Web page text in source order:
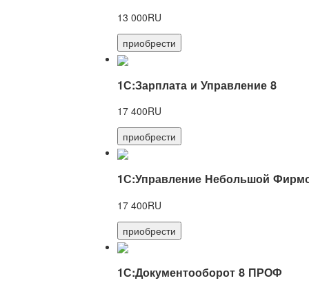
13 000RU
приобрести
1С:Зарплата и Управление 8
17 400RU
приобрести
1С:Управление Небольшой
17 400RU
приобрести
1С:Документооборот 8 ПРОФ